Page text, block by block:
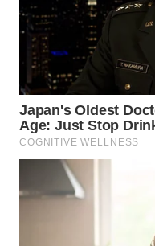
WN
SIMALUNGUN
LABUHANBATU
WN
TAPANULI
TENGAH
WN DELI